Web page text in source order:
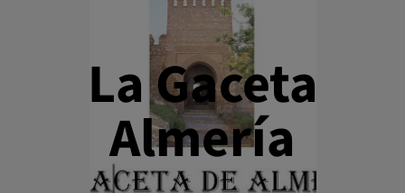
La Gaceta
Almería